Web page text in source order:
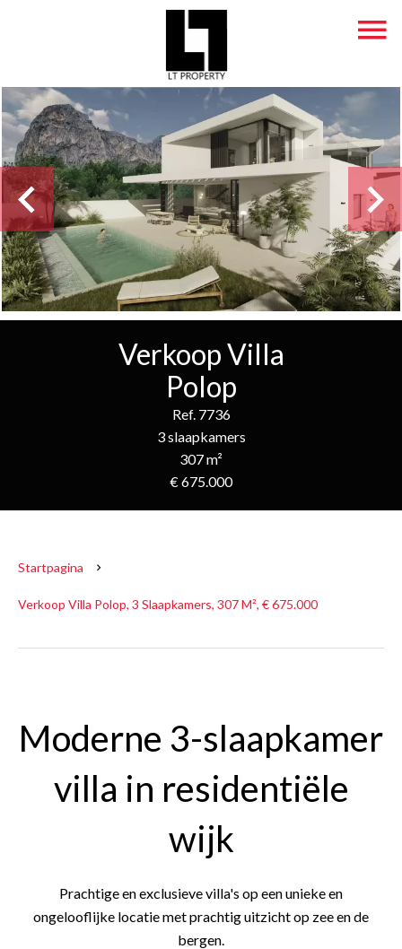
Verkoop Villa
Polop
Ref. 7736
3 slaapkamers
307 m²
€ 675.000
Startpagina
Verkoop Villa Polop, 3 Slaapkamers, 307 M², € 675.000
Moderne 3-slaapkamer
villa in residentiële
wijk
Prachtige en exclusieve villa's op een unieke en
ongelooflijke locatie met prachtig uitzicht op zee en de
bergen.